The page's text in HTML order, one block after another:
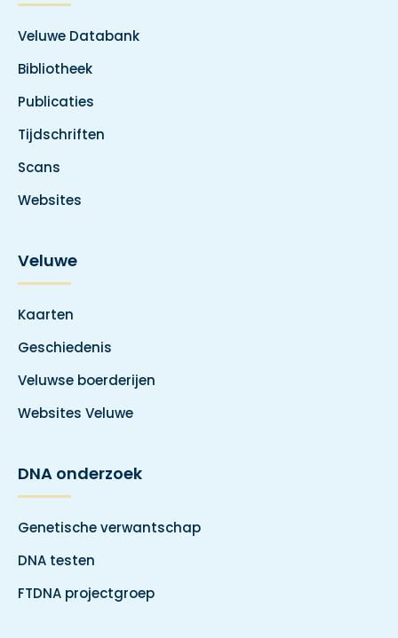
Veluwe Databank
Bibliotheek
Publicaties
Tijdschriften
Scans
Websites
Veluwe
Kaarten
Geschiedenis
Veluwse boerderijen
Websites Veluwe
DNA onderzoek
Genetische verwantschap
DNA testen
FTDNA projectgroep